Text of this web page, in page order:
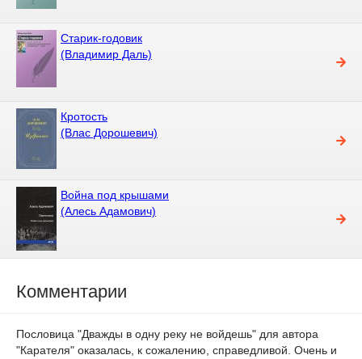
Старик-годовик
(Владимир Даль)
Кротость
(Влас Дорошевич)
Война под крышами
(Алесь Адамович)
Комментарии
Пословица "Дважды в одну реку не войдешь" для автора
"Карателя" оказалась, к сожалению, справедливой. Очень и